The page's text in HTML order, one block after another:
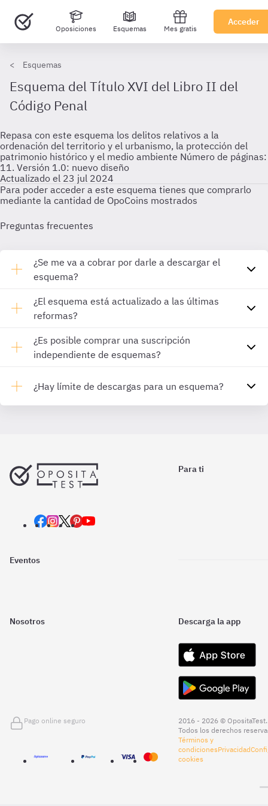
Oposiciones Esquemas Mes gratis
Acceder
Esquemas
Esquema del Título XVI del Libro II del
Código Penal
Repasa con este esquema los delitos relativos a la
ordenación del territorio y el urbanismo, la protección del
patrimonio histórico y el medio ambiente Número de páginas:
11. Versión 1.0: nuevo diseño
Actualizado el 23 jul 2024
Para poder acceder a este esquema tienes que comprarlo
mediante la cantidad de OpoCoins mostrados
Preguntas frecuentes
¿Se me va a cobrar por darle a descargar el
esquema?
¿El esquema está actualizado a las últimas
reformas?
¿Es posible comprar una suscripción
independiente de esquemas?
¿Hay límite de descargas para un esquema?
Para ti
Eventos
Nosotros Descarga la app
Pago online seguro
2016 - 2026 © OpositaTest.
Todos los derechos
Términos y
condicionesPrivacidad
cookies